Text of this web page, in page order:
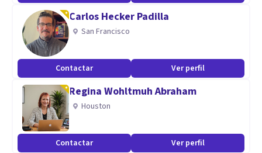
Carlos Hecker Padilla
San Francisco
Contactar Ver perfil
Regina Wohltmuh Abraham
Houston
Contactar Ver perfil